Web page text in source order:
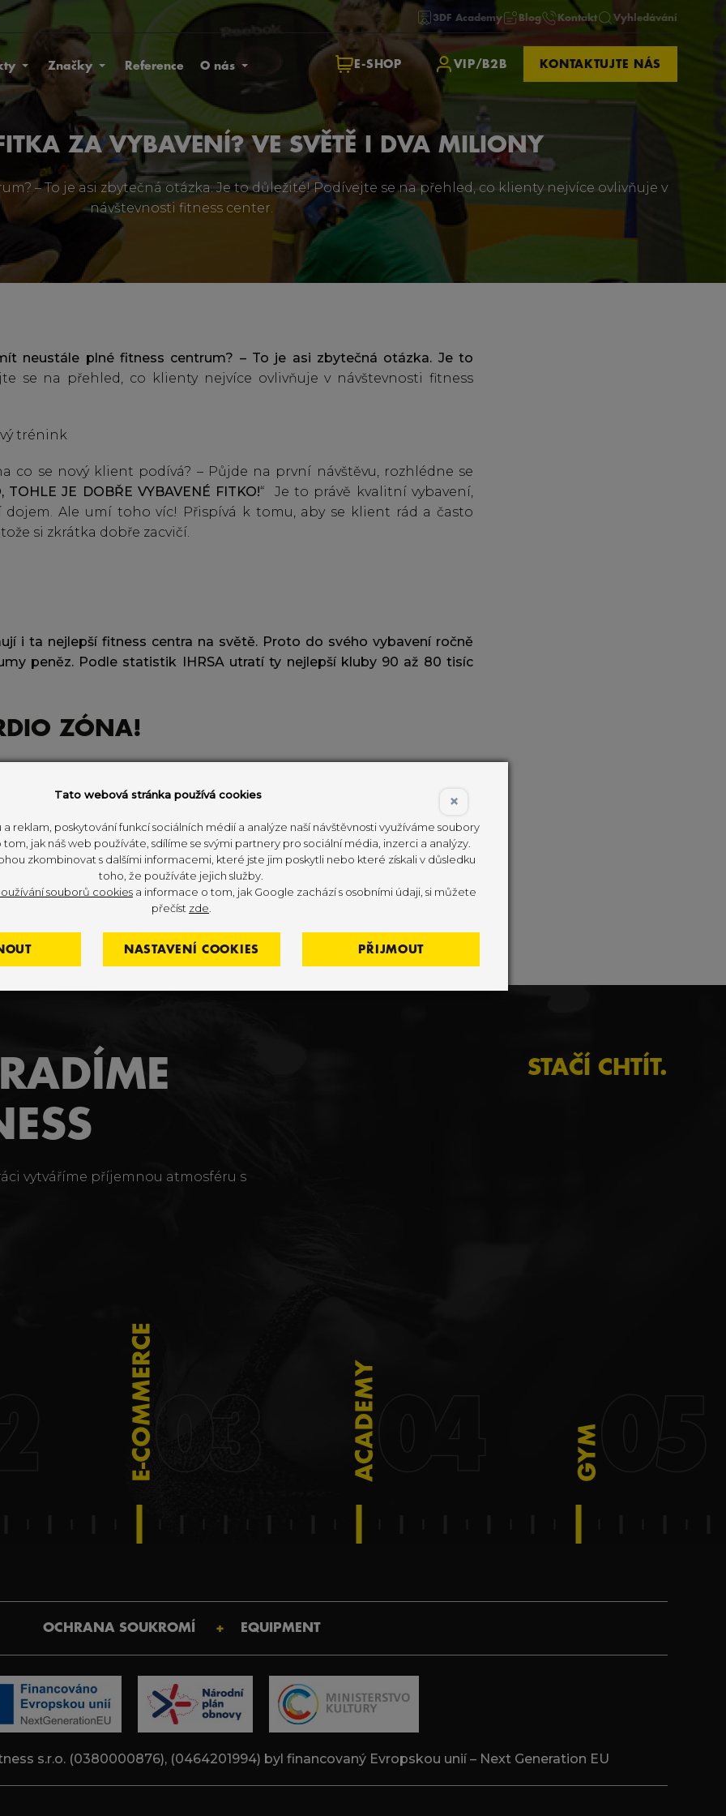
3DF Academy Blog Kontakt Vyhledávání
Značky Reference O nás KONTAKTUJTE NÁS
E-SHOP VIP/B2B
ZA VYBAVENÍ? VE SVĚTĚ I DVA MILIONY
– To je asi zbytečná otázka. Je to důležité! Podívejte se na přehled, co klienty nejvíce ovlivňuje v
návštevnosti fitness center.
neustále plné fitness centrum? – To je asi zbytečná otázka. Je to
se na přehled, co klienty nejvíce ovlivňuje v návštevnosti fitness
co se nový klient podívá? – Půjde na první návštěvu, rozhlédne se
TOHLE JE DOBŘE VYBAVENÉ FITKO!“ Je to právě kvalitní vybavení,
dojem. Ale umí toho víc! Přispívá k tomu, aby se klient rád a často
si zkrátka dobře zacvičí.
i ta nejlepší fitness centra na světě. Proto do svého vybavení ročně
peněz. Podle statistik IHRSA utratí ty nejlepší kluby 90 až 80 tisíc
ZÓNA!
Který je nejdůležitější, nabízí největší množství strojů, přichází
určeného na vybavení do kardio zóny!
STAČÍ CHTÍT.
vytváříme příjemnou atmosféru s
OCHRANA SOUKROMÍ EQUIPMENT
s.r.o. (0380000876), (0464201994) byl financovaný Evropskou unií – Next Generation EU
×
Tato webová stránka používá cookies
a reklam, poskytování funkcí sociálních médií a analýze naší návštěvnosti využíváme soubory
jak náš web používáte, sdílíme se svými partnery pro sociální média, inzerci a analýzy.
zkombinovat s dalšími informacemi, které jste jim poskytli nebo které získali v důsledku
toho, že používáte jejich služby.
souborů cookiesa informace o tom, jak Google zachází s osobními údaji, si můžete
přečíst zde.
NASTAVENÍ COOKIES PŘIJMOUT